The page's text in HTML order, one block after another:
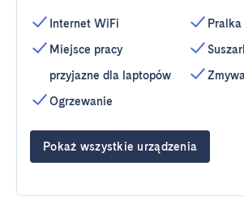
Internet WiFi
Miejsce pracy
przyjazne dla laptopów
Ogrzewanie
Pralka
Pokaż wszystkie urządzenia